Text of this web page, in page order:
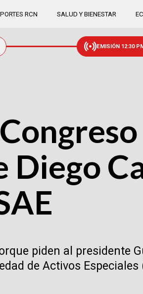
RCN SALUD Y BIENESTAR
EMISIÓN 12:30
Diego
piden al presidente
de Activos Especiales